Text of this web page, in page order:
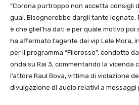
“Corona purtroppo non accetta consigli
guai. Bisognerebbe dargli tante legnate.
è che gliel’ha dati e per quale motivo poi
ha affermato l’agente dei vip Lele Mora,
per il programma “Filorosso”, condotto
onda su Rai 3, commentando la vicenda
l’attore Raul Bova, vittima di violazione
divulgazione di audio relativi a messaggi